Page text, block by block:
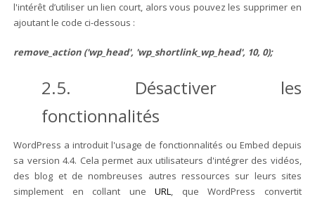
l'intérêt d’utiliser un lien court, alors vous pouvez les supprimer en
ajoutant le code ci-dessous :
remove_action ('wp_head', 'wp_shortlink_wp_head', 10, 0);
2.5. Désactiver les
fonctionnalités
WordPress a introduit l'usage de fonctionnalités ou Embed depuis
sa version 4.4. Cela permet aux utilisateurs d'intégrer des vidéos,
des blog et de nombreuses autres ressources sur leurs sites
simplement en collant uneURL, que WordPress convertit